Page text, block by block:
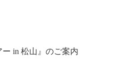
in 松山』のご案内